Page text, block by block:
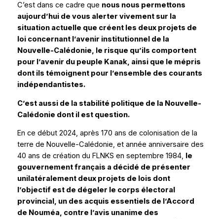
C’est dans ce cadre que nous nous permettons
aujourd’hui de vous alerter vivement sur la
situation actuelle que créent les deux projets de
loi concernant l’avenir institutionnel de la
Nouvelle-Calédonie, le risque qu’ils comportent
pour l’avenir du peuple Kanak, ainsi que le mépris
dont ils témoignent pour l’ensemble des courants
indépendantistes.
C’est aussi de la stabilité politique de la Nouvelle-
Calédonie dont il est question.
En ce début 2024, après 170 ans de colonisation de la
terre de Nouvelle-Calédonie, et année anniversaire des
40 ans de création du FLNKS en septembre 1984, le
gouvernement français a décidé de présenter
unilatéralement deux projets de lois dont
l’objectif est de dégeler le corps électoral
provincial, un des acquis essentiels de l’Accord
de Nouméa, contre l’avis unanime des